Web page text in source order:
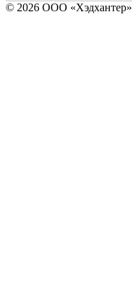
© 2026 ООО «Хэдхантер»